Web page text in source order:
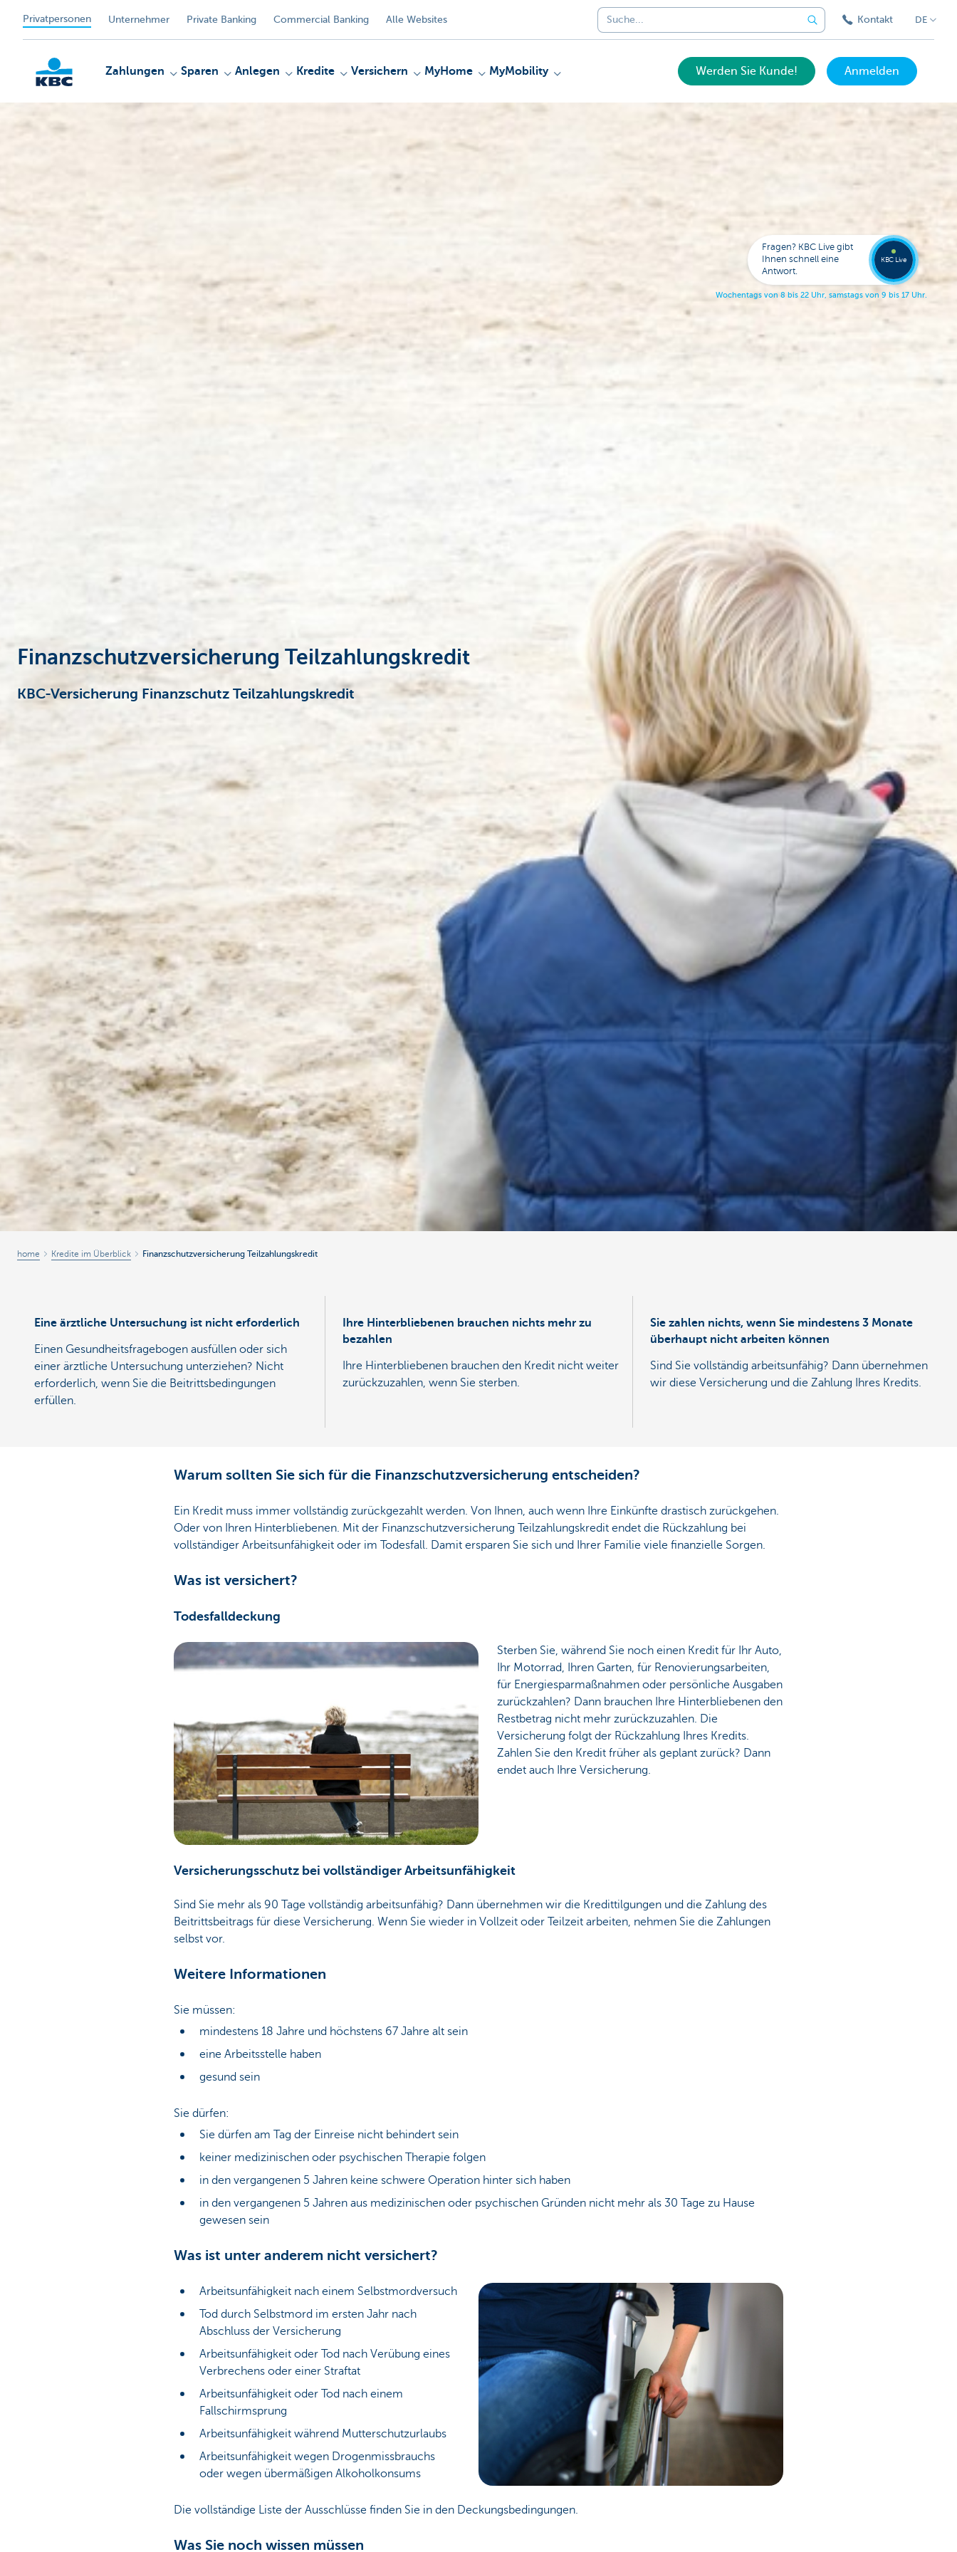
Privatpersonen Unternehmer Private Banking Commercial Banking Alle Websites Kontakt DE
Particulieren
Zahlungen Sparen Anlegen Kredite Versichern MyHome MyMobility Werden Sie Kunde! Anmelden
Finanzschutzversicherung Teilzahlungskredit
KBC-Versicherung Finanzschutz Teilzahlungskredit
home Kredite im Überblick Finanzschutzversicherung Teilzahlungskredit
Eine ärztliche Untersuchung ist nicht erforderlich
Einen Gesundheitsfragebogen ausfüllen oder sich
einer ärztliche Untersuchung unterziehen? Nicht
erforderlich, wenn Sie die Beitrittsbedingungen
erfüllen.
Ihre Hinterbliebenen brauchen nichts mehr zu
bezahlen
Ihre Hinterbliebenen brauchen den Kredit nicht weiter
zurückzuzahlen, wenn Sie sterben.
Sie zahlen nichts, wenn Sie mindestens 3 Monate
überhaupt nicht arbeiten können
Sind Sie vollständig arbeitsunfähig? Dann übernehmen
wir diese Versicherung und die Zahlung Ihres Kredits.
Warum sollten Sie sich für die Finanzschutzversicherung entscheiden?
Ein Kredit muss immer vollständig zurückgezahlt werden. Von Ihnen, auch wenn Ihre Einkünfte drastisch zurückgehen.
Oder von Ihren Hinterbliebenen. Mit der Finanzschutzversicherung Teilzahlungskredit endet die Rückzahlung bei
vollständiger Arbeitsunfähigkeit oder im Todesfall. Damit ersparen Sie sich und Ihrer Familie viele finanzielle Sorgen.
Was ist versichert?
Todesfalldeckung
Sterben Sie, während Sie noch einen Kredit für Ihr Auto,
Ihr Motorrad, Ihren Garten, für Renovierungsarbeiten,
für Energiesparmaßnahmen oder persönliche Ausgaben
zurückzahlen? Dann brauchen Ihre Hinterbliebenen den
Restbetrag nicht mehr zurückzuzahlen. Die
Versicherung folgt der Rückzahlung Ihres Kredits.
Zahlen Sie den Kredit früher als geplant zurück? Dann
endet auch Ihre Versicherung.
Versicherungsschutz bei vollständiger Arbeitsunfähigkeit
Sind Sie mehr als 90 Tage vollständig arbeitsunfähig? Dann übernehmen wir die Kredittilgungen und die Zahlung des
Beitrittsbeitrags für diese Versicherung. Wenn Sie wieder in Vollzeit oder Teilzeit arbeiten, nehmen Sie die Zahlungen
selbst vor.
Weitere Informationen
Sie müssen:
mindestens 18 Jahre und höchstens 67 Jahre alt sein
eine Arbeitsstelle haben
gesund sein
Sie dürfen:
Sie dürfen am Tag der Einreise nicht behindert sein
keiner medizinischen oder psychischen Therapie folgen
in den vergangenen 5 Jahren keine schwere Operation hinter sich haben
in den vergangenen 5 Jahren aus medizinischen oder psychischen Gründen nicht mehr als 30 Tage zu Hause
gewesen sein
Was ist unter anderem nicht versichert?
Arbeitsunfähigkeit nach einem Selbstmordversuch
Tod durch Selbstmord im ersten Jahr nach
Abschluss der Versicherung
Arbeitsunfähigkeit oder Tod nach Verübung eines
Verbrechens oder einer Straftat
Arbeitsunfähigkeit oder Tod nach einem
Fallschirmsprung
Arbeitsunfähigkeit während Mutterschutzurlaubs
Arbeitsunfähigkeit wegen Drogenmissbrauchs
oder wegen übermäßigen Alkoholkonsums
Die vollständige Liste der Ausschlüsse finden Sie in den Deckungsbedingungen.
Was Sie noch wissen müssen
Fragen? KBC Live gibt
Ihnen schnell eine
Antwort.
Wochentags von 8 bis 22 Uhr, samstags von 9 bis 17 Uhr.
KBC Live